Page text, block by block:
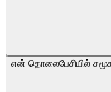
என் தொலைபேசியில் சமூக